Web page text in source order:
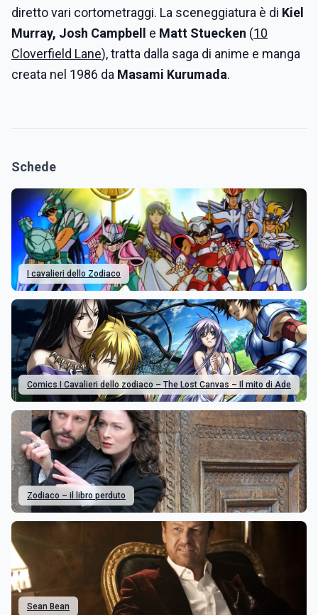
diretto vari cortometraggi. La sceneggiatura è di Kiel
Murray, Josh Campbell
e Matt Stuecken (10
Cloverfield Lane), tratta dalla saga di anime e manga
creata nel 1986 da Masami Kurumada.
Schede
I cavalieri dello Zodiaco
Comics I Cavalieri dello zodiaco – The Lost Canvas – Il mito di Ade
Zodiaco – il libro perduto
Sean Bean